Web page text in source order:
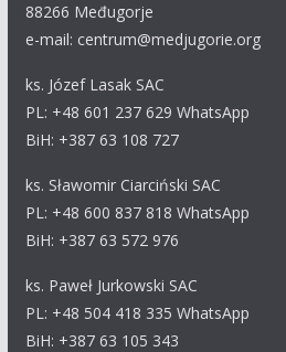
88266 Međugorje
e-mail: centrum@medjugorie.org
ks. Józef Lasak SAC
PL: +48 601 237 629 WhatsApp
BiH: +387 63 108 727
ks. Sławomir Ciarciński SAC
PL: +48 600 837 818 WhatsApp
BiH: +387 63 572 976
ks. Paweł Jurkowski SAC
PL: +48 504 418 335 WhatsApp
BiH: +387 63 105 343